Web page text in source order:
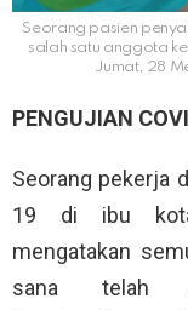
Seorang pasien
salah satu anggota
Jumat, 28
PENGUJIAN
Seorang pekerja
19 di ibu kota
mengatakan
sana telah